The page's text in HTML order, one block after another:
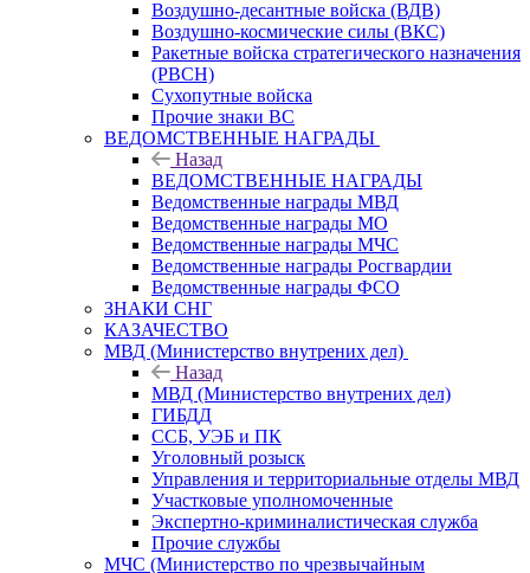
Воздушно-десантные войска (ВДВ)
Воздушно-космические силы (ВКС)
Ракетные войска стратегического назначения
(РВСН)
Сухопутные войска
Прочие знаки ВС
ВЕДОМСТВЕННЫЕ НАГРАДЫ
Назад
ВЕДОМСТВЕННЫЕ НАГРАДЫ
Ведомственные награды МВД
Ведомственные награды МО
Ведомственные награды МЧС
Ведомственные награды Росгвардии
Ведомственные награды ФСО
ЗНАКИ СНГ
КАЗАЧЕСТВО
МВД (Министерство внутрених дел)
Назад
МВД (Министерство внутрених дел)
ГИБДД
ССБ, УЭБ и ПК
Уголовный розыск
Управления и территориальные отделы МВД
Участковые уполномоченные
Экспертно-криминалистическая служба
Прочие службы
МЧС (Министерство по чрезвычайным